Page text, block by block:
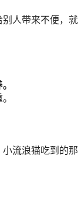
人带来不便，
流浪猫吃到的那